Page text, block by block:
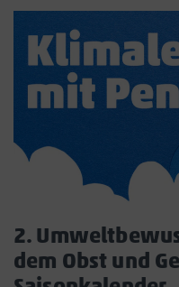
2.
dem Obst und